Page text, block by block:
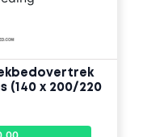
(140 x 200/220